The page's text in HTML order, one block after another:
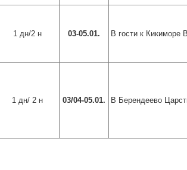
1 дн/2 н 03-05.01. В гости к Кикиморе
1 дн/ 2 н 03/04-05.01. В Берендеево